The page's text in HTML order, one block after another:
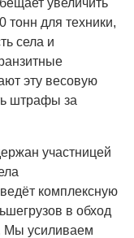
увеличить
тонн для техники,
села и
эту весовую
штрафы за
участницей
комплексную
в обход
Мы усиливаем